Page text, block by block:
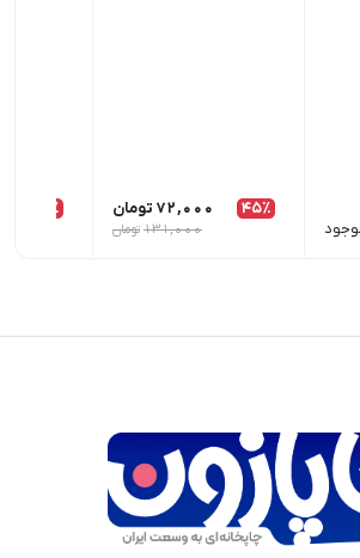
45٪ 72,000 تومان
131,000 تومان
26٪